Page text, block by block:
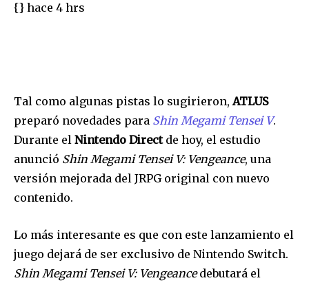
{} hace 4 hrs
Tal como algunas pistas lo sugirieron,ATLUS
preparó novedades para Shin Megami Tensei V.
Durante el Nintendo Directde hoy, el estudio
anunció Shin Megami Tensei V: Vengeance, una
versión mejorada del JRPG original con nuevo
contenido.
Lo más interesante es que con este lanzamiento el
juego dejará de ser exclusivo de Nintendo Switch.
Shin Megami Tensei V: Vengeancedebutará el